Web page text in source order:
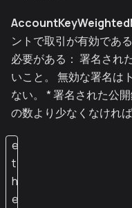
ントで取引が有効であ
必要がある： 署名され
いこと。 無効な署名は
ない。 * 署名された公
の数より少なくなければ
e
t
h
e